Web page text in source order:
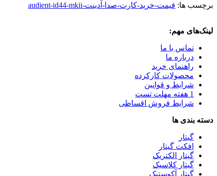
برچسب ها: قیمت-خرید-کارت-صدا-آدینت-audient-id44-mkii
لینک‌های مهم:
تماس با ما
درباره ما
راهنمای خرید
محصولات کارکرده
شرایط و قوانین
1 هفته مهلت تست
شرایط فروش اقساطی
دسته بندی ها
گیتار
افکت گیتار
گیتار الکتریک
گیتار کلاسیک
گیتار آکوستیک